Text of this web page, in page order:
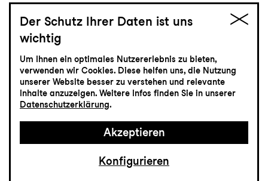
19:30
Tickets
CHF 35-75
Sonntag
Der Schutz Ihrer Daten ist uns
wichtig
Um Ihnen ein optimales Nutzererlebnis zu bieten,
verwenden wir Cookies. Diese helfen uns, die Nutzung
unserer Website besser zu verstehen und relevante
Inhalte anzuzeigen. Weitere Infos finden Sie in unserer
Datenschutzerklärung.
Akzeptieren
Konfigurieren